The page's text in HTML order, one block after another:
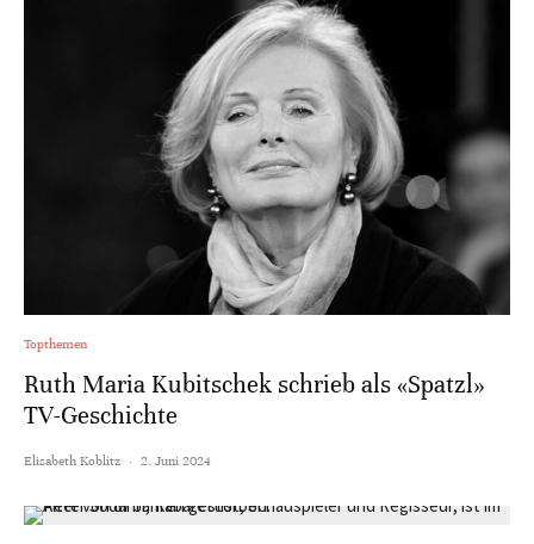
Topthemen
Ruth Maria Kubitschek schrieb als «Spatzl»
TV-Geschichte
Elisabeth Koblitz · 2. Juni 2024